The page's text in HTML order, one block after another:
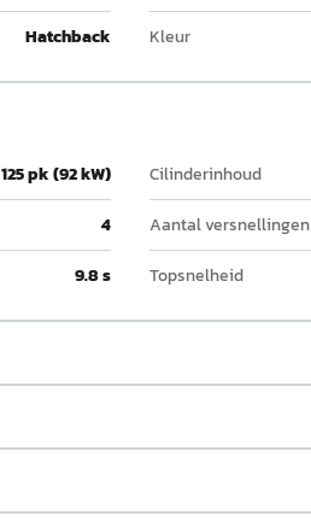
Hatchback Kleur
125 pk (92 kW) Cilinderinhoud
4 Aantal versnellingen
9.8 s Topsnelheid